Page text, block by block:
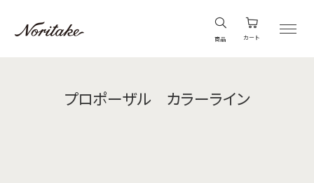
商品 カート
プロポーザル カラーライン